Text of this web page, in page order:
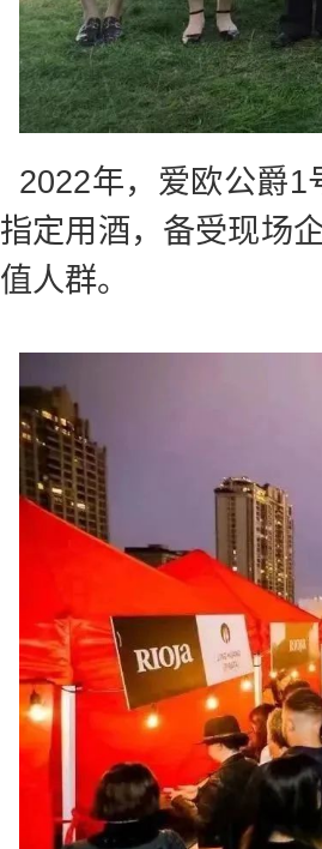
2022年，爱欧公爵
指定用酒，备受现场
值人群。